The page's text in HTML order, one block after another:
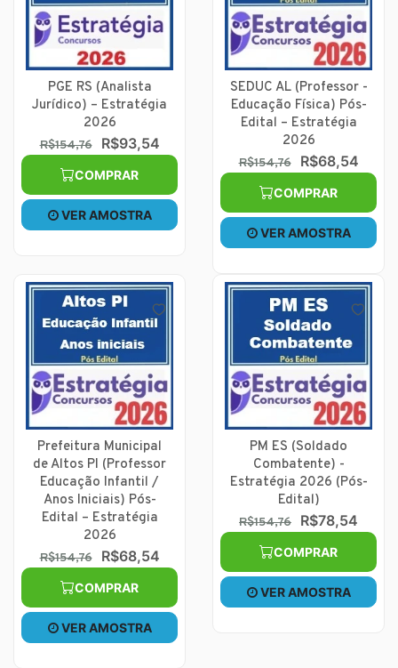
PGE RS (Analista
Jurídico) – Estratégia
2026
R$154,76 R$93,54
COMPRAR
VER AMOSTRA
SEDUC AL (Professor -
Educação Física) Pós-
Edital – Estratégia
2026
R$154,76 R$68,54
COMPRAR
VER AMOSTRA
Prefeitura Municipal
de Altos PI (Professor
Educação Infantil /
Anos Iniciais) Pós-
Edital – Estratégia
2026
R$154,76 R$68,54
COMPRAR
VER AMOSTRA
PM ES (Soldado
Combatente) -
Estratégia 2026 (Pós-
Edital)
R$154,76 R$78,54
COMPRAR
VER AMOSTRA